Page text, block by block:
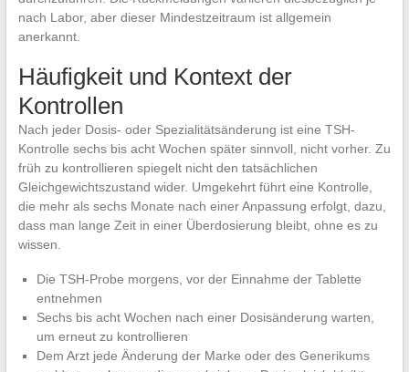
nach Labor, aber dieser Mindestzeitraum ist allgemein
anerkannt.
Häufigkeit und Kontext der
Kontrollen
Nach jeder Dosis- oder Spezialitätsänderung ist eine TSH-
Kontrolle sechs bis acht Wochen später sinnvoll, nicht vorher. Zu
früh zu kontrollieren spiegelt nicht den tatsächlichen
Gleichgewichtszustand wider. Umgekehrt führt eine Kontrolle,
die mehr als sechs Monate nach einer Anpassung erfolgt, dazu,
dass man lange Zeit in einer Überdosierung bleibt, ohne es zu
wissen.
Die TSH-Probe morgens, vor der Einnahme der Tablette
entnehmen
Sechs bis acht Wochen nach einer Dosisänderung warten,
um erneut zu kontrollieren
Dem Arzt jede Änderung der Marke oder des Generikums